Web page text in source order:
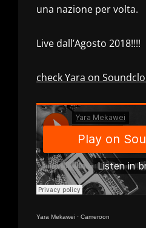
una nazione per volta.
Live dall’Agosto 2018!!!!
check Yara on
Yara Mekawei · Cameroon